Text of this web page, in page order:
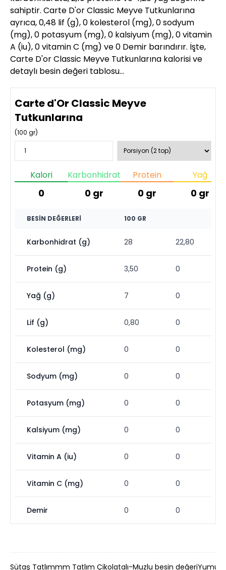
sahiptir. Carte D'or Classic Meyve Tutkunlarına
ayrıca, 0,48 lif (g), 0 kolesterol (mg), 0 sodyum
(mg), 0 potasyum (mg), 0 kalsiyum (mg), 0 vitamin
A (iu), 0 vitamin C (mg) ve 0 Demir barındırır. İşte,
Carte D'or Classic Meyve Tutkunlarına kalorisi ve
detaylı besin değeri tablosu…
Carte d'Or Classic Meyve
Tutkunlarına
(100 gr)
Kalori
0
Karbonhidrat
0 gr
Protein
0 gr
Yağ
0 gr
BESIN DEĞERLERI 100 GR
Karbonhidrat (g) 28 22,80
Protein (g) 3,50 0
Yağ (g) 7 0
Lif (g) 0,80 0
Kolesterol (mg) 0 0
Sodyum (mg) 0 0
Potasyum (mg) 0 0
Kalsiyum (mg) 0 0
Vitamin A (iu) 0 0
Vitamin C (mg) 0 0
Demir 0 0
Sütaş Tatlımmm Tatlım Çikolatalı-Muzlu besin değeri